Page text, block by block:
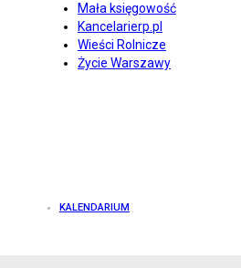
Mała księgowość
Kancelarierp.pl
Wieści Rolnicze
Życie Warszawy
KALENDARIUM